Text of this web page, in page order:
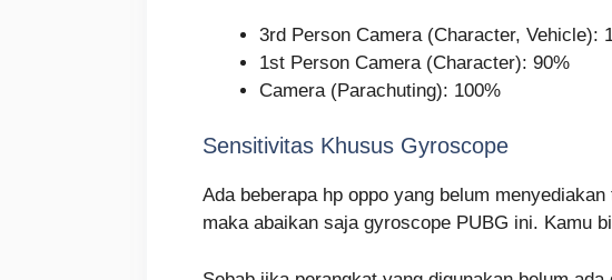
3rd Person Camera (Character, Vehicle):
1st Person Camera (Character): 90%
Camera (Parachuting): 100%
Sensitivitas Khusus Gyroscope
Ada beberapa hp oppo yang belum
maka abaikan saja gyroscope PUBG ini. Kamu